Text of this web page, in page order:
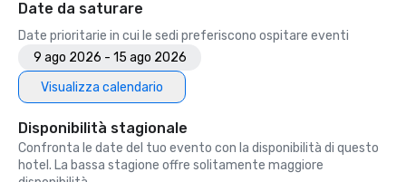
•	Conde Nast Traveller Top Hotel
Date da saturare
Date prioritarie in cui le sedi preferiscono ospitare eventi
9 ago 2026 - 15 ago 2026
Visualizza calendario
Disponibilità stagionale
Confronta le date del tuo evento con la disponibilità di questo
hotel. La bassa stagione offre solitamente maggiore